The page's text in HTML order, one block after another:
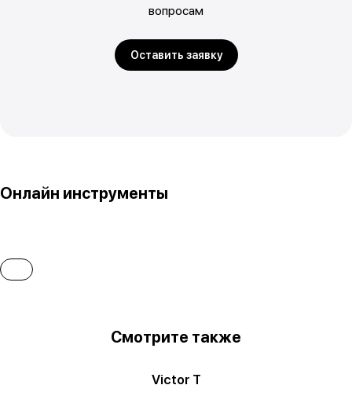
вопросам
Оставить заявку
Онлайн инструменты
Смотрите также
Victor T